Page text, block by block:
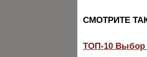
CМОТРИТЕ
ТОП-10 Выбор